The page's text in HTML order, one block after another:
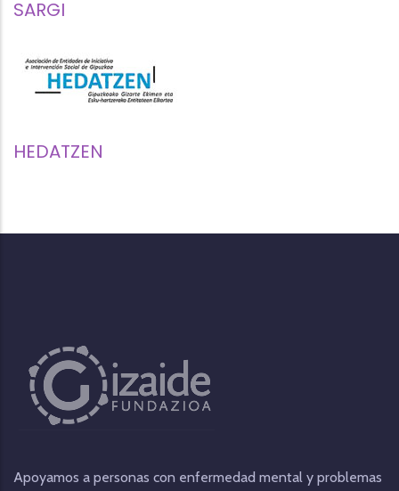
SARGI
HEDATZEN
Apoyamos a personas con enfermedad mental y problemas